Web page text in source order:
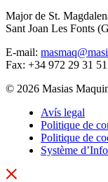
Major de St.
Sant Joan Les Fonts
E-mail:
Fax: +34 972 29 31 51
© 2026 Masias
Avís legal
Politique de
Politique de
Système